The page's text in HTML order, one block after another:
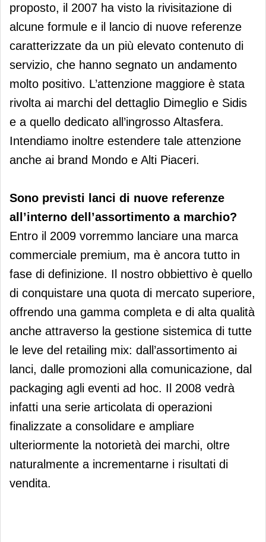
proposto, il 2007 ha visto la rivisitazione di
alcune formule e il lancio di nuove referenze
caratterizzate da un più elevato contenuto di
servizio, che hanno segnato un andamento
molto positivo. L’attenzione maggiore è stata
rivolta ai marchi del dettaglio Dimeglio e Sidis
e a quello dedicato all’ingrosso Altasfera.
Intendiamo inoltre estendere tale attenzione
anche ai brand Mondo e Alti Piaceri.
Sono previsti lanci di nuove referenze
all’interno dell’assortimento a marchio?
Entro il 2009 vorremmo lanciare una marca
commerciale premium, ma è ancora tutto in
fase di definizione. Il nostro obbiettivo è quello
di conquistare una quota di mercato superiore,
offrendo una gamma completa e di alta qualità
anche attraverso la gestione sistemica di tutte
le leve del retailing mix: dall’assortimento ai
lanci, dalle promozioni alla comunicazione, dal
packaging agli eventi ad hoc. Il 2008 vedrà
infatti una serie articolata di operazioni
finalizzate a consolidare e ampliare
ulteriormente la notorietà dei marchi, oltre
naturalmente a incrementarne i risultati di
vendita.